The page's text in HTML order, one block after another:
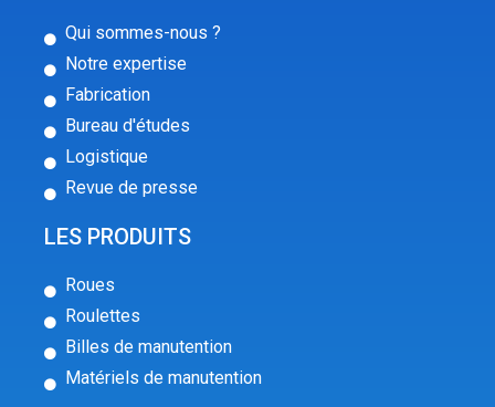
Qui sommes-nous ?
Notre expertise
Fabrication
Bureau d'études
Logistique
Revue de presse
LES PRODUITS
Roues
Roulettes
Billes de manutention
Matériels de manutention